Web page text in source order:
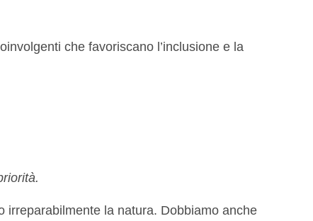
che favoriscano l’inclusione e la
irreparabilmente la natura. Dobbiamo anche